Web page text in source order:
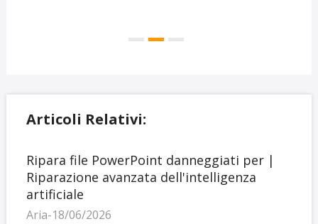
Articoli Relativi:
Ripara file PowerPoint danneggiati per |
Riparazione avanzata dell'intelligenza
artificiale
Aria-18/06/2026